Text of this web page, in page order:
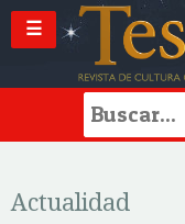
☰
Actualidad